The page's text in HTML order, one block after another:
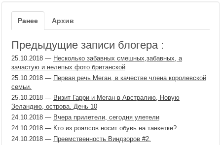
Ранее Архив
Предыдущие записи блогера :
25.10.2018 — Несколько забавных смешных,забавных, а
зачастую и нелепых фото британской
25.10.2018 — Первая речь Меган, в качестве члена королевской
семьи.
25.10.2018 — Визит Гарри и Меган в Австралию, Новую
Зеландию, острова. День 10
24.10.2018 — Вчера прилетели, сегодня улетели
24.10.2018 — Кто из роялсов носит обувь на танкетке?
24.10.2018 — Преемственность Виндзоров #2.